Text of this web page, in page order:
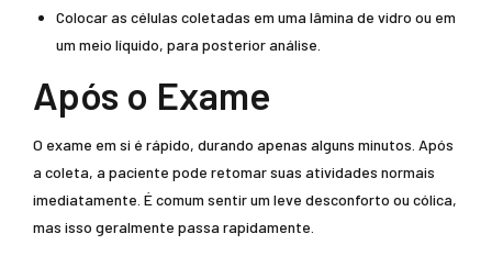
Colocar as células coletadas em uma lâmina de vidro ou em
um meio líquido, para posterior análise.
Após o Exame
O exame em si é rápido, durando apenas alguns minutos. Após
a coleta, a paciente pode retomar suas atividades normais
imediatamente. É comum sentir um leve desconforto ou cólica,
mas isso geralmente passa rapidamente.